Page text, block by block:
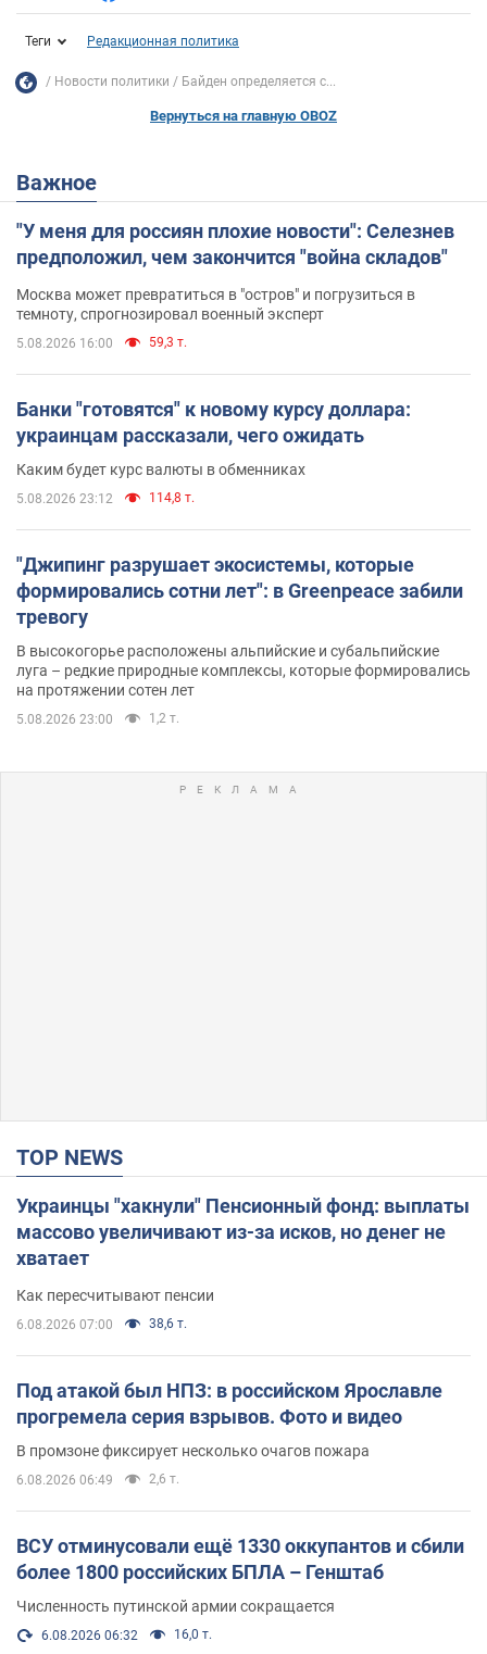
Теги Редакционная политика
Новости политики Байден определяется с...
Вернуться на главную OBOZ
Важное
"У меня для россиян плохие новости": Селезнев
предположил, чем закончится "война складов"
Москва может превратиться в "остров" и погрузиться в
темноту, спрогнозировал военный эксперт
5.08.2026 16:00 59,3 т.
Банки "готовятся" к новому курсу доллара:
украинцам рассказали, чего ожидать
Каким будет курс валюты в обменниках
5.08.2026 23:12 114,8 т.
"Джипинг разрушает экосистемы, которые
формировались сотни лет": в Greenpeace забили
тревогу
В высокогорье расположены альпийские и субальпийские
луга – редкие природные комплексы, которые формировались
на протяжении сотен лет
5.08.2026 23:00 1,2 т.
TOP NEWS
Украинцы "хакнули" Пенсионный фонд: выплаты
массово увеличивают из-за исков, но денег не
хватает
Как пересчитывают пенсии
6.08.2026 07:00 38,6 т.
Под атакой был НПЗ: в российском Ярославле
прогремела серия взрывов. Фото и видео
В промзоне фиксирует несколько очагов пожара
6.08.2026 06:49 2,6 т.
ВСУ отминусовали ещё 1330 оккупантов и сбили
более 1800 российских БПЛА – Генштаб
Численность путинской армии сокращается
6.08.2026 06:32 16,0 т.